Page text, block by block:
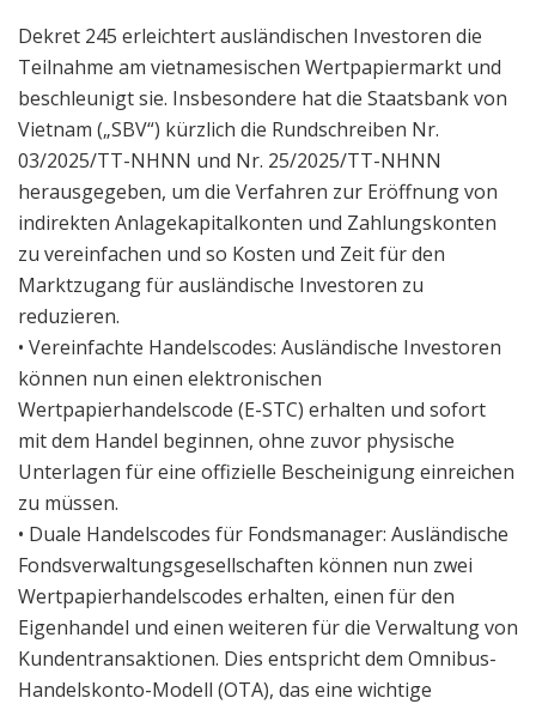
Dekret 245 erleichtert ausländischen Investoren die
Teilnahme am vietnamesischen Wertpapiermarkt und
beschleunigt sie. Insbesondere hat die Staatsbank von
Vietnam („SBV“) kürzlich die Rundschreiben Nr.
03/2025/TT-NHNN und Nr. 25/2025/TT-NHNN
herausgegeben, um die Verfahren zur Eröffnung von
indirekten Anlagekapitalkonten und Zahlungskonten
zu vereinfachen und so Kosten und Zeit für den
Marktzugang für ausländische Investoren zu
reduzieren.
• Vereinfachte Handelscodes: Ausländische Investoren
können nun einen elektronischen
Wertpapierhandelscode (E-STC) erhalten und sofort
mit dem Handel beginnen, ohne zuvor physische
Unterlagen für eine offizielle Bescheinigung einreichen
zu müssen.
• Duale Handelscodes für Fondsmanager: Ausländische
Fondsverwaltungsgesellschaften können nun zwei
Wertpapierhandelscodes erhalten, einen für den
Eigenhandel und einen weiteren für die Verwaltung von
Kundentransaktionen. Dies entspricht dem Omnibus-
Handelskonto-Modell (OTA), das eine wichtige